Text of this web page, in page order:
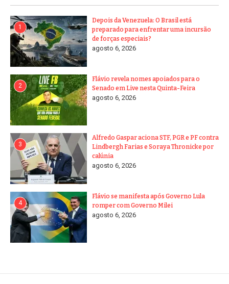
1
Depois da Venezuela: O Brasil está
preparado para enfrentar uma incursão
de forças especiais?
agosto 6, 2026
2
Flávio revela nomes apoiados para o
Senado em Live nesta Quinta-Feira
agosto 6, 2026
3
Alfredo Gaspar aciona STF, PGR e PF contra
Lindbergh Farias e Soraya Thronicke por
calúnia
agosto 6, 2026
4
Flávio se manifesta após Governo Lula
romper com Governo Milei
agosto 6, 2026